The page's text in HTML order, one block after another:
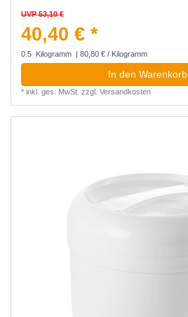
UVP 53,10 €
40,40 € *
0.5 Kilogramm | 80,80 € / Kilogramm
In den Warenkorb
* inkl. ges. MwSt. zzgl. Versandkosten